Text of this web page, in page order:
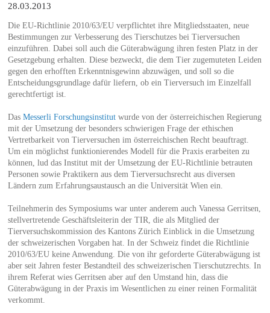
28.03.2013
Die EU-Richtlinie 2010/63/EU verpflichtet ihre Mitgliedsstaaten, neue
Bestimmungen zur Verbesserung des Tierschutzes bei Tierversuchen
einzuführen. Dabei soll auch die Güterabwägung ihren festen Platz in der
Gesetzgebung erhalten. Diese bezweckt, die dem Tier zugemuteten Leiden
gegen den erhofften Erkenntnisgewinn abzuwägen, und soll so die
Entscheidungsgrundlage dafür liefern, ob ein Tierversuch im Einzelfall
gerechtfertigt ist.
Das Messerli Forschungsinstitutwurde von der österreichischen Regierung
mit der Umsetzung der besonders schwierigen Frage der ethischen
Vertretbarkeit von Tierversuchen im österreichischen Recht beauftragt.
Um ein möglichst funktionierendes Modell für die Praxis erarbeiten zu
können, lud das Institut mit der Umsetzung der EU-Richtlinie betrauten
Personen sowie Praktikern aus dem Tierversuchsrecht aus diversen
Ländern zum Erfahrungsaustausch an die Universität Wien ein.
Teilnehmerin des Symposiums war unter anderem auch Vanessa Gerritsen,
stellvertretende Geschäftsleiterin der TIR, die als Mitglied der
Tierversuchskommission des Kantons Zürich Einblick in die Umsetzung
der schweizerischen Vorgaben hat. In der Schweiz findet die Richtlinie
2010/63/EU keine Anwendung. Die von ihr geforderte Güterabwägung ist
aber seit Jahren fester Bestandteil des schweizerischen Tierschutzrechts. In
ihrem Referat wies Gerritsen aber auf den Umstand hin, dass die
Güterabwägung in der Praxis im Wesentlichen zu einer reinen Formalität
verkommt.